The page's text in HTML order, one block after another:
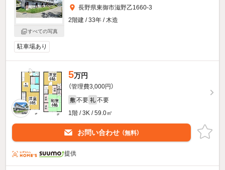
すべての写真
長野県東御市滋野乙1660-3
2階建 / 33年 / 木造
駐車場あり
5万円
（管理費3,000円）
敷 不要 礼 不要
1階 / 3K / 59.0㎡
お問い合わせ （無料）
提供